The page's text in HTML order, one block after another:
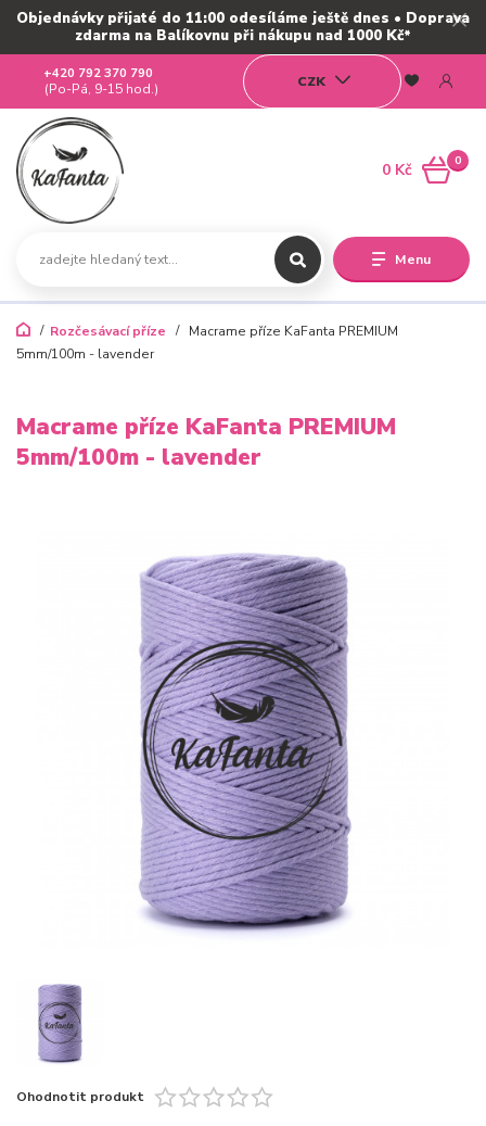
Objednávky přijaté do 11:00 odesíláme ještě dnes • Doprava
zdarma na Balíkovnu při nákupu nad 1000 Kč*
Menu
CZK
+420 792 370 790
(Po-Pá, 9-15 hod.)
0
0 Kč
Rozčesávací příze
Macrame příze KaFanta PREMIUM
5mm/100m - lavender
Macrame příze KaFanta PREMIUM
5mm/100m - lavender
Ohodnotit produkt